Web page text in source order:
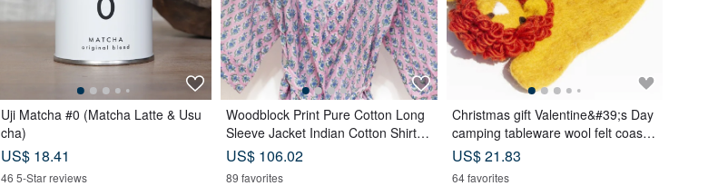
Uji Matcha #0 (Matcha Latte & Usu
cha)
US$ 18.41
46 5-Star reviews
Woodblock Print Pure Cotton Long
Sleeve Jacket Indian Cotton Shirt In
dia Blockprint Kaftan - Floral
US$ 106.02
89 favorites
Christmas gift Valentine&#39;s Day
camping tableware wool felt coaste
r cute animal absorbent coaster-Zo
o Lion
US$ 21.83
64 favorites